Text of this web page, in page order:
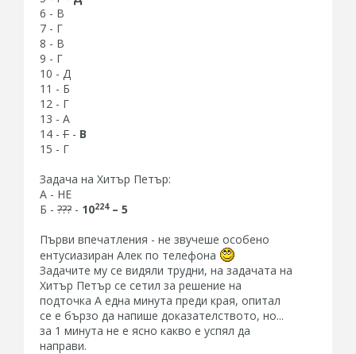
6 - В
7 - Г
8 - В
9 - Г
10 - Д
11 - Б
12 - Г
13 - А
14 - Г - В
15 - Г
Задача на Хитър Петър:
А - НЕ
Б - ??? - 10224– 5
Първи впечатления - не звучеше особено
ентусиазиран Алек по телефона
Задачите му се видяли трудни, на задачата на
Хитър Петър се сетил за решение на
подточка А една минута преди края, опитал
се е бързо да напише доказателството, но...
за 1 минута не е ясно какво е успял да
направи.